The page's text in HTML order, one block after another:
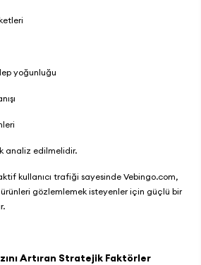
yoğunluğu
analiz edilmelidir.
kullanıcı trafiği sayesinde Vebingo.com,
gözlemlemek isteyenler için güçlü bir
Artıran Stratejik Faktörler